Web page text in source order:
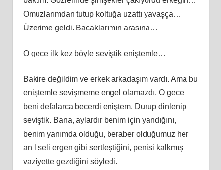
Omuzlarımdan tutup koltuğa uzattı yavaşça…
Üzerime geldi. Bacaklarımın arasına…
O gece ilk kez böyle seviştik eniştemle…
Bakire değildim ve erkek arkadaşım vardı. Ama bu
eniştemle sevişmeme engel olamazdı. O gece
beni defalarca becerdi eniştem. Durup dinlenip
seviştik. Bana, aylardır benim için yandığını,
benim yanımda olduğu, beraber olduğumuz her
an liseli ergen gibi sertleştiğini, penisi kalkmış
vaziyette gezdiğini söyledi.